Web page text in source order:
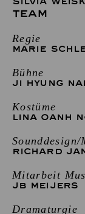
TEAM
Regie
MARIE
Bühne
JI HYUNG
Kostüme
LINA OANH
Sounddesign/
RICHARD
Mitarbeit
JB MEIJERS
Dramaturgie